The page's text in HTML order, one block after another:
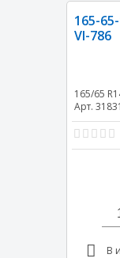
165-
VI-786
165/65
Арт. 31831
В